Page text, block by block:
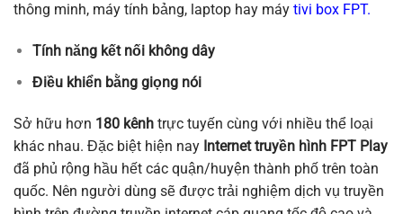
thông minh, máy tính bảng, laptop hay máy tivi box FPT.
Tính năng kết nối không dây
Điều khiển bằng giọng nói
Sở hữu hơn 180 kênh trực tuyến cùng với nhiều thể loại
khác nhau. Đặc biệt hiện nay Internet truyền hình FPT Play
đã phủ rộng hầu hết các quận/huyện thành phố trên toàn
quốc. Nên người dùng sẽ được trải nghiệm dịch vụ truyền